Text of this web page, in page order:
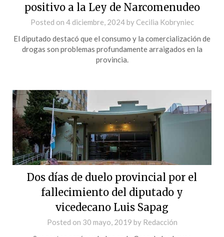
positivo a la Ley de Narcomenudeo
Posted on 4 diciembre, 2024by Cecilia Kobryniec
El diputado destacó que el consumo y la comercialización de
drogas son problemas profundamente arraigados en la
provincia.
Dos días de duelo provincial por el
fallecimiento del diputado y
vicedecano Luis Sapag
Posted on 30 mayo, 2019 by Redacción